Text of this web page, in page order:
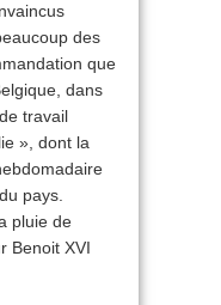
des
que
dans
travail
», dont la
pays.
pluie de
Benoit XVI